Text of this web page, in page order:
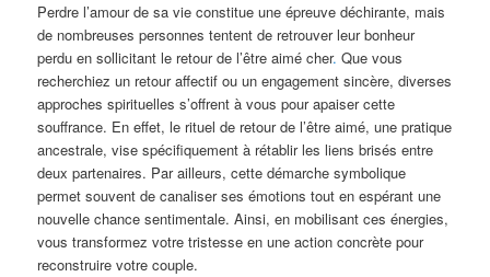
Perdre l’amour de sa vie constitue une épreuve déchirante, mais
de nombreuses personnes tentent de retrouver leur bonheur
perdu en sollicitant le retour de l’être aimé cher. Que vous
recherchiez un retour affectif ou un engagement sincère, diverses
approches spirituelles s’offrent à vous pour apaiser cette
souffrance. En effet, le rituel de retour de l’être aimé, une pratique
ancestrale, vise spécifiquement à rétablir les liens brisés entre
deux partenaires. Par ailleurs, cette démarche symbolique
permet souvent de canaliser ses émotions tout en espérant une
nouvelle chance sentimentale. Ainsi, en mobilisant ces énergies,
vous transformez votre tristesse en une action concrète pour
reconstruire votre couple.